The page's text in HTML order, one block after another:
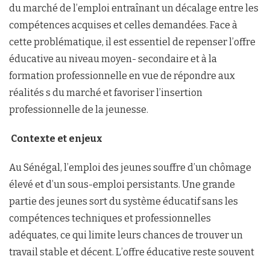
du marché de l’emploi entraînant un décalage entre les
compétences acquises et celles demandées. Face à
cette problématique, il est essentiel de repenser l’offre
éducative au niveau moyen- secondaire et à la
formation professionnelle en vue de répondre aux
réalités s du marché et favoriser l’insertion
professionnelle de la jeunesse.
Contexte et enjeux
Au Sénégal, l’emploi des jeunes souffre d’un chômage
élevé et d’un sous-emploi persistants. Une grande
partie des jeunes sort du système éducatif sans les
compétences techniques et professionnelles
adéquates, ce qui limite leurs chances de trouver un
travail stable et décent. L’offre éducative reste souvent